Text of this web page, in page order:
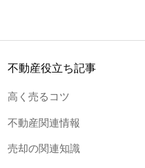
不動産役立ち記事
高く売るコツ
不動産関連情報
売却の関連知識